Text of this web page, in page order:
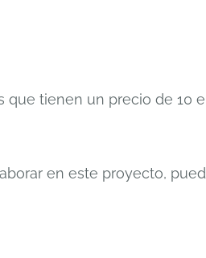
que tienen un precio de 10
en este proyecto,